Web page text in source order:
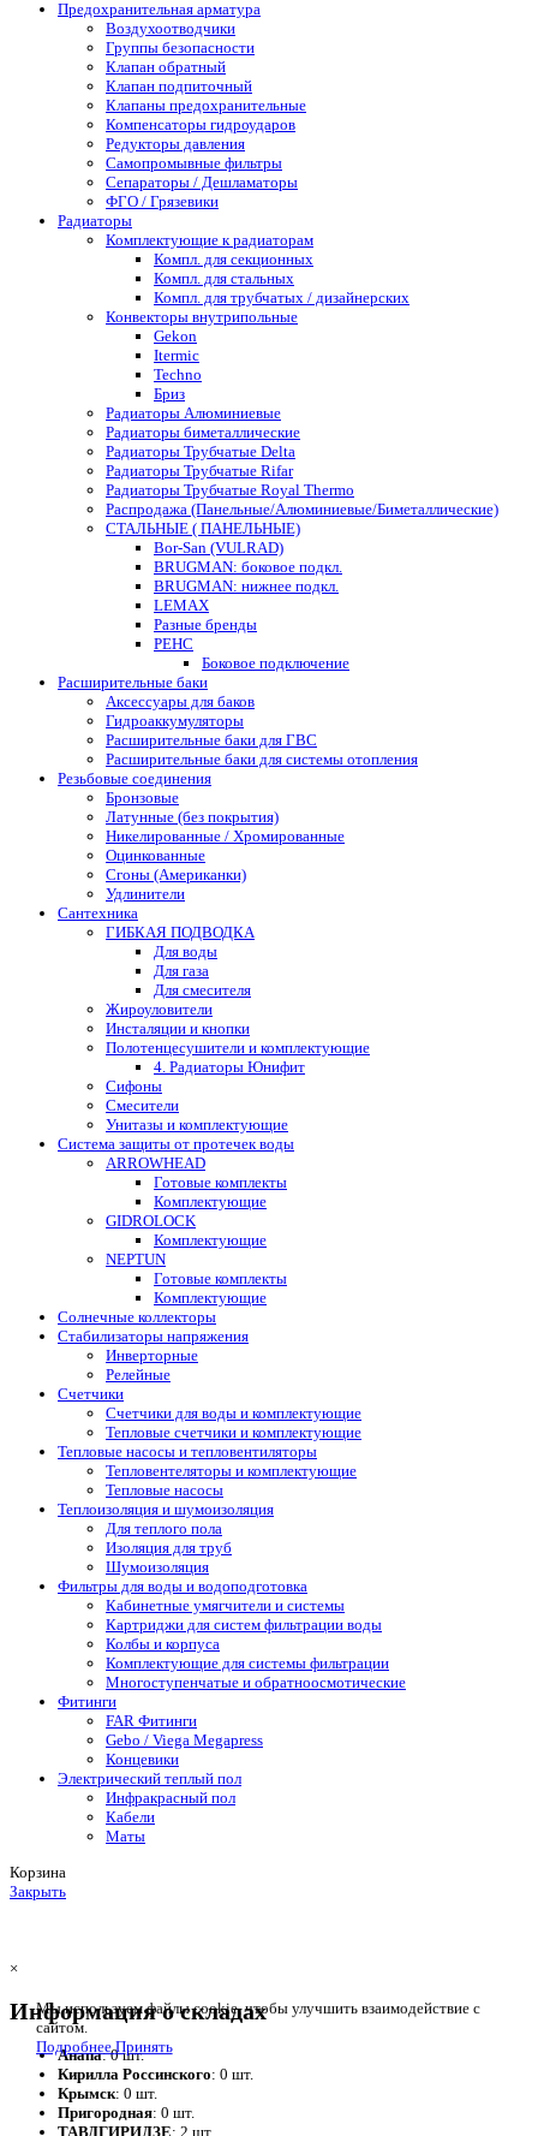
Предохранительная арматура
Воздухоотводчики
Группы безопасности
Клапан обратный
Клапан подпиточный
Клапаны предохранительные
Компенсаторы гидроударов
Редукторы давления
Самопромывные фильтры
Сепараторы / Дешламаторы
ФГО / Грязевики
Радиаторы
Комплектующие к радиаторам
Компл. для секционных
Компл. для стальных
Компл. для трубчатых / дизайнерских
Конвекторы внутрипольные
Gekon
Itermic
Techno
Бриз
Радиаторы Алюминиевые
Радиаторы биметаллические
Радиаторы Трубчатые Delta
Радиаторы Трубчатые Rifar
Радиаторы Трубчатые Royal Thermo
Распродажа (Панельные/Алюминиевые/Биметаллические)
СТАЛЬНЫЕ ( ПАНЕЛЬНЫЕ)
Bor-San (VULRAD)
BRUGMAN: боковое подкл.
BRUGMAN: нижнее подкл.
LEMAX
Разные бренды
РЕНС
Боковое подключение
Расширительные баки
Аксессуары для баков
Гидроаккумуляторы
Расширительные баки для ГВС
Расширительные баки для системы отопления
Резьбовые соединения
Бронзовые
Латунные (без покрытия)
Никелированные / Хромированные
Оцинкованные
Сгоны (Американки)
Удлинители
Сантехника
ГИБКАЯ ПОДВОДКА
Для воды
Для газа
Для смесителя
Жироуловители
Инсталяции и кнопки
Полотенцесушители и комплектующие
4. Радиаторы Юнифит
Сифоны
Смесители
Унитазы и комплектующие
Система защиты от протечек воды
ARROWHEAD
Готовые комплекты
Комплектующие
GIDROLOCK
Комплектующие
NEPTUN
Готовые комплекты
Комплектующие
Солнечные коллекторы
Стабилизаторы напряжения
Инверторные
Релейные
Счетчики
Счетчики для воды и комплектующие
Тепловые счетчики и комплектующие
Тепловые насосы и тепловентиляторы
Тепловентеляторы и комплектующие
Тепловые насосы
Теплоизоляция и шумоизоляция
Для теплого пола
Изоляция для труб
Шумоизоляция
Фильтры для воды и водоподготовка
Кабинетные умягчители и системы
Картриджи для систем фильтрации воды
Колбы и корпуса
Комплектующие для системы фильтрации
Многоступенчатые и обратноосмотические
Фитинги
FAR Фитинги
Gebo / Viega Megapress
Концевики
Электрический теплый пол
Инфракрасный пол
Кабели
Маты
Корзина
Закрыть
Мы используем файлы cookie, чтобы улучшить взаимодействие с
сайтом.
ПодробнееПринять
×
Информация о складах
Анапа: 0 шт.
Кирилла Россинского: 0 шт.
Крымск: 0 шт.
Пригородная: 0 шт.
ТАВДГИРИДЗЕ: 2 шт.